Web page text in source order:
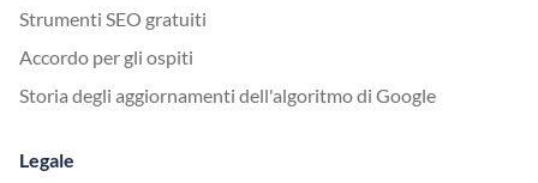
Strumenti SEO gratuiti
Accordo per gli ospiti
Storia degli aggiornamenti dell'algoritmo di Google
Legale